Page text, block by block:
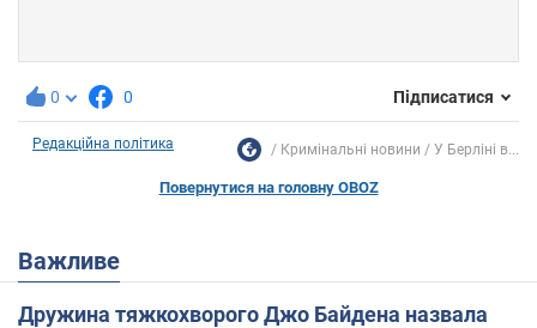
0 0 Підписатися
Редакційна політика Кримінальні новини У Берліні в...
Повернутися на головну OBOZ
Важливе
Дружина тяжкохворого Джо Байдена назвала